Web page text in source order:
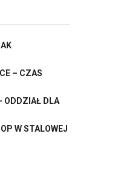
– CZAS
ODDZIAŁ DLA
W STALOWEJ